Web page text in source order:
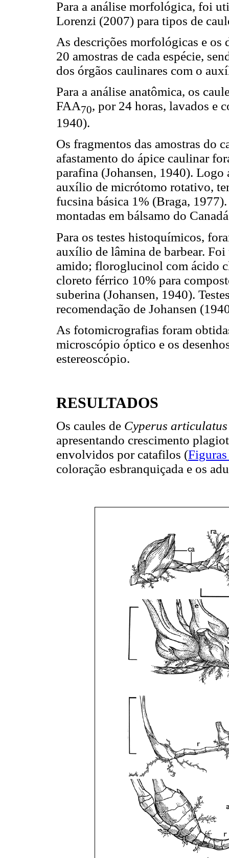
Para a análise morfológica, foi
Lorenzi (2007) para tipos de
As descrições morfológicas e os
20 amostras de cada espécie,
dos órgãos caulinares com o
Para a análise anatômica, os
FAA70, por 24 horas, lavados e
1940).
Os fragmentos das amostras do
afastamento do ápice caulinar
parafina (Johansen, 1940). Logo
auxílio de micrótomo rotativo,
fucsina básica 1% (Braga,
montadas em bálsamo do
Para os testes histoquímicos,
auxílio de lâmina de barbear.
amido; floroglucinol com ácido
cloreto férrico 10% para
suberina (Johansen, 1940).
recomendação de Johansen
As fotomicrografias foram
microscópio óptico e os
estereoscópio.
RESULTADOS
Os caules de Cyperus
apresentando crescimento
envolvidos por catafilos (
coloração esbranquiçada e os